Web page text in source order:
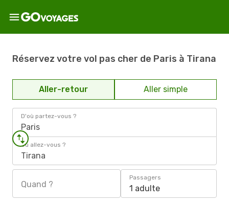
Réservez votre vol pas cher de Paris à Tirana
Aller-retour Aller simple
D'où partez-vous ?
Paris
Où allez-vous ?
Tirana
Quand ?
Passagers
1 adulte